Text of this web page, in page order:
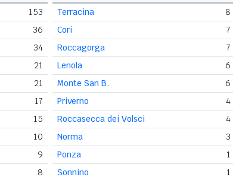
153
36
34
21
21
17
15
10
9
8
Terracina
8
Cori
7
Roccagorga
7
Lenola
6
Monte San B.
6
Priverno
4
Roccasecca dei Volsci
4
Norma
3
Ponza
1
Sonnino
1